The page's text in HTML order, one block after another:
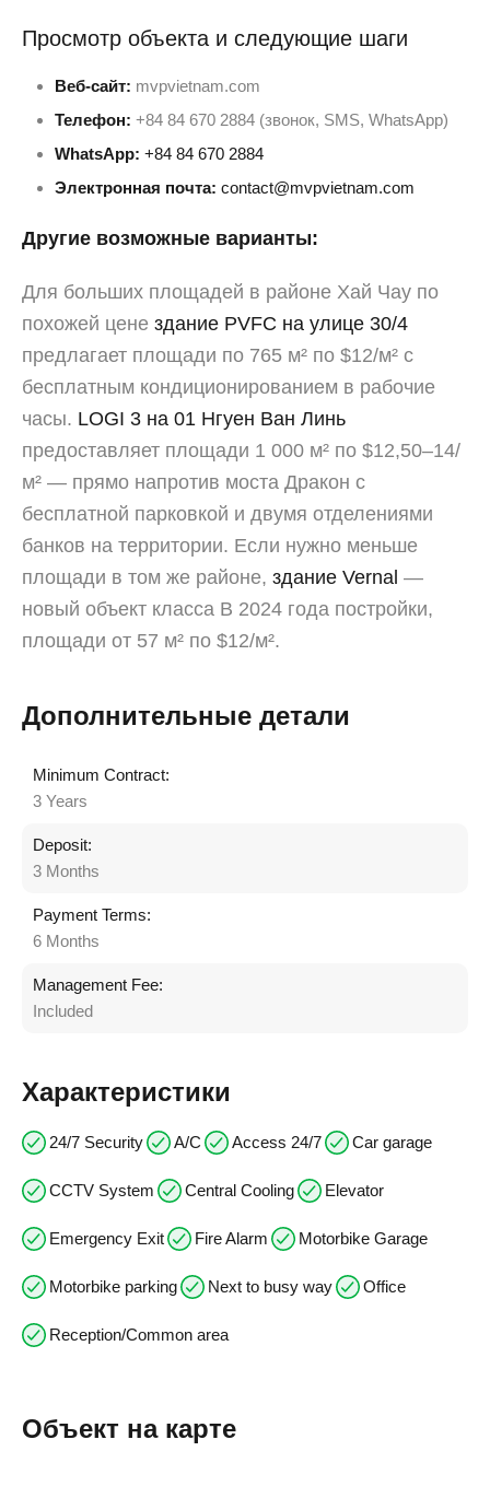
Просмотр объекта и следующие шаги
Веб-сайт: mvpvietnam.com
Телефон: +84 84 670 2884 (звонок, SMS, WhatsApp)
WhatsApp: +84 84 670 2884
Электронная почта: contact@mvpvietnam.com
Другие возможные варианты:
Для больших площадей в районе Хай Чау по
похожей цене здание PVFC на улице 30/4
предлагает площади по 765 м² по $12/м² с
бесплатным кондиционированием в рабочие
часы. LOGI 3 на 01 Нгуен Ван Линь
предоставляет площади 1 000 м² по $12,50–14/
м² — прямо напротив моста Дракон с
бесплатной парковкой и двумя отделениями
банков на территории. Если нужно меньше
площади в том же районе, здание Vernal —
новый объект класса B 2024 года постройки,
площади от 57 м² по $12/м².
Дополнительные детали
Minimum Contract:
3 Years
Deposit:
3 Months
Payment Terms:
6 Months
Management Fee:
Included
Характеристики
24/7 Security A/C Access 24/7 Car garage
CCTV System Central Cooling Elevator
Emergency Exit Fire Alarm Motorbike Garage
Motorbike parking Next to busy way Office
Reception/Common area
Объект на карте